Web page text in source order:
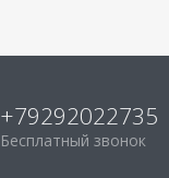
+79292022735
Бесплатный звонок